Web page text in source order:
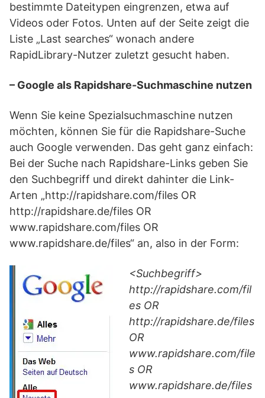
bestimmte Dateitypen eingrenzen, etwa auf
Videos oder Fotos. Unten auf der Seite zeigt die
Liste „Last searches“ wonach andere
RapidLibrary-Nutzer zuletzt gesucht haben.
– Google als Rapidshare-Suchmaschine nutzen
Wenn Sie keine Spezialsuchmaschine nutzen
möchten, können Sie für die Rapidshare-Suche
auch Google verwenden. Das geht ganz einfach:
Bei der Suche nach Rapidshare-Links geben Sie
den Suchbegriff und direkt dahinter die Link-
Arten „http://rapidshare.com/files OR
http://rapidshare.de/files OR
www.rapidshare.com/files OR
www.rapidshare.de/files“ an, also in der Form:
<Suchbegriff>
http://rapidshare.com/fil
es OR
http://rapidshare.de/files
OR
www.rapidshare.com/file
s OR
www.rapidshare.de/files